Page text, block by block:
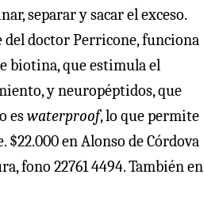
separar y sacar el exceso.
del doctor Perricone, funciona
biotina, que estimula el
y neuropéptidos, que
eswaterproof, lo que permite
en Alonso de Córdova
fono 22761 4494. También en